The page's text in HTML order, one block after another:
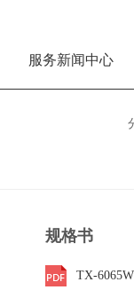
服务新闻中心
规格书
TX-